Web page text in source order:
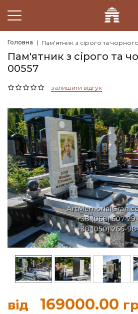
Головна Пам'ятник з сірого та чорного
Пам'ятник з сірого та
00557
залишити відгук
від 169000.00